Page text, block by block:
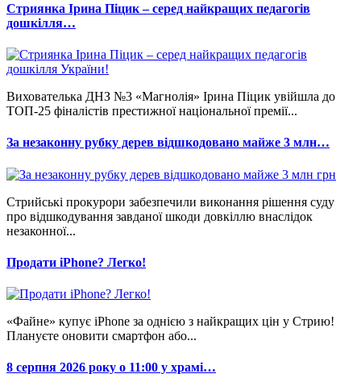
Стриянка Ірина Піцик – серед найкращих педагогів
дошкілля…
Вихователька ДНЗ №3 «Магнолія» Ірина Піцик увійшла до
ТОП-25 фіналістів престижної національної премії...
За незаконну рубку дерев відшкодовано майже 3 млн…
Стрийські прокурори забезпечили виконання рішення суду
про відшкодування завданої шкоди довкіллю внаслідок
незаконної...
Продати iPhone? Легко!
«Файне» купує iPhone за однією з найкращих цін у Стрию!
Плануєте оновити смартфон або...
8 серпня 2026 року о 11:00 у храмі…